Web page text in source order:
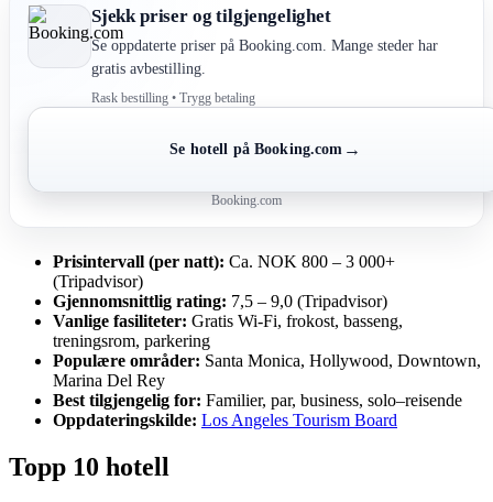
Sjekk priser og tilgjengelighet
Se oppdaterte priser på Booking.com. Mange steder har
gratis avbestilling.
Rask bestilling • Trygg betaling
Se hotell på Booking.com →
Booking.com
Prisintervall (per natt): Ca. NOK 800 – 3 000+
(Tripadvisor)
Gjennomsnittlig rating: 7,5 – 9,0 (Tripadvisor)
Vanlige fasiliteter: Gratis Wi-Fi, frokost, basseng,
treningsrom, parkering
Populære områder: Santa Monica, Hollywood, Downtown,
Marina Del Rey
Best tilgjengelig for: Familier, par, business, solo–reisende
Oppdateringskilde: Los Angeles Tourism Board
Topp 10 hotell